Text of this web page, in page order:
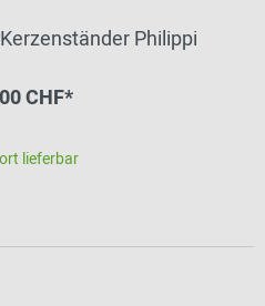
Philippi
CHF*
lieferbar